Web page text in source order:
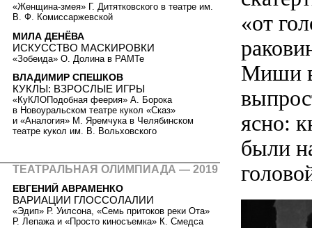
«от
Миши в
ясно:
были
«Женщина-змея» Г. Дитятковского в театре им.
В. Ф. Комиссаржевской
МИЛА ДЕНЁВА
ИСКУССТВО МАСКИРОВКИ
«Зобеида» О. Долина в РАМТе
ВЛАДИМИР СПЕШКОВ
КУКЛЫ: ВЗРОСЛЫЕ ИГРЫ
«КуКЛОПодобная феерия» А. Борока
в Новоуральском театре кукол «Сказ»
и «Аналогия» М. Яремчука в Челябинском
театре кукол им. В. Вольховского
ТЕАТРАЛЬНАЯ ОЛИМПИАДА — 2019
ЕВГЕНИЙ АВРАМЕНКО
ВАРИАЦИИ ГЛОССОЛАЛИИ
«Эдип» Р. Уилсона, «Семь притоков реки Ота»
Р. Лепажа и «Просто киносъемка» К. Смедса